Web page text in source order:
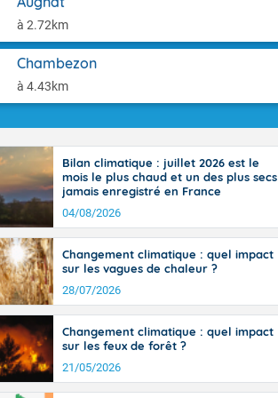
à 2.72km
Chambezon
à 4.43km
l'après-
14
il fait
30 à 35
Bilan climatique : juillet 2026 est le
mois le plus chaud et un des plus secs
jamais enregistré en France
04/08/2026
Changement climatique : quel impact
sur les vagues de chaleur ?
28/07/2026
Changement climatique : quel impact
sur les feux de forêt ?
21/05/2026